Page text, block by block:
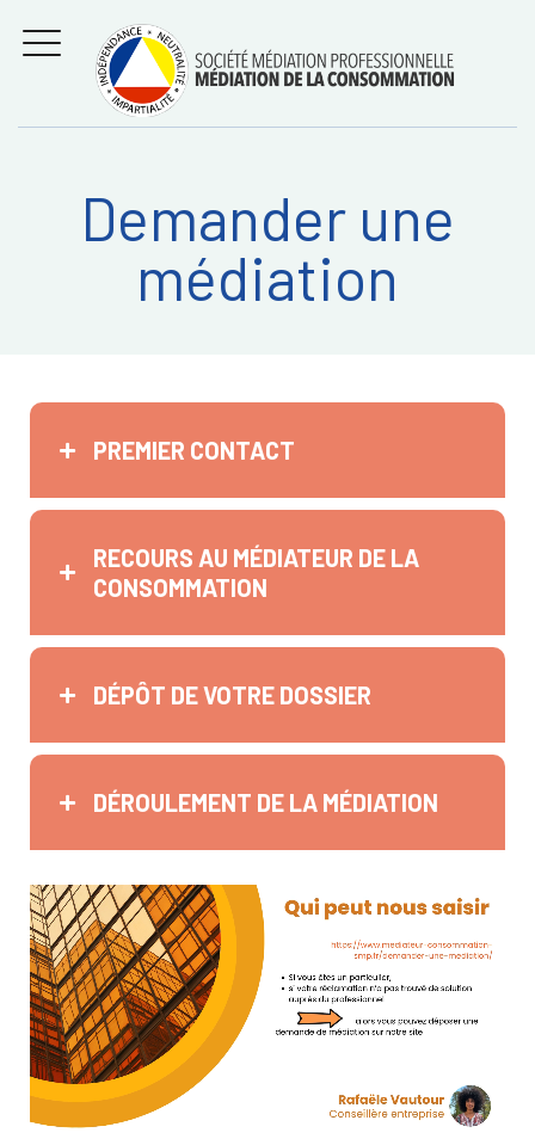
Régler les litiges
entre
consommateurs et
professionnels avec
la médiation de la
consommation
MENU
Recherche
Demander une
médiation
PREMIER CONTACT
RECOURS AU MÉDIATEUR DE LA
CONSOMMATION
DÉPÔT DE VOTRE DOSSIER
DÉROULEMENT DE LA MÉDIATION